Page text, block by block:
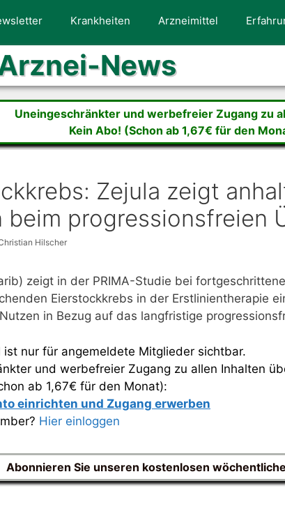
Krankheiten Arzneimittel
News
Uneingeschränkter und werbefreier Zugang zu
Kein Abo! (Schon ab 1,67€ für den
Zejula zeigt
beim progressionsfreien
Hilscher
zeigt in der PRIMA-Studie bei
Eierstockkrebs in der Erstlinientherapie
in Bezug auf das langfristige
ist nur für angemeldete Mitglieder sichtbar.
und werbefreier Zugang zu allen Inhalten
ab 1,67€ für den Monat):
einrichten und Zugang erwerben
Hier einloggen
Abonnieren Sie unseren kostenlosen